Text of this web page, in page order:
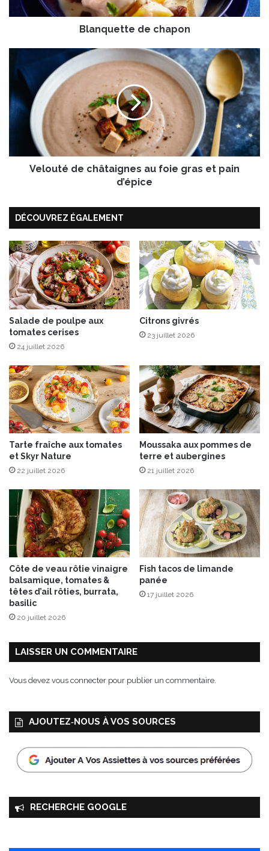
t
a
p
o
n
Blanquette de chapon
o
u
é
e
t
i
g
n
e
s
a
u
f
o
i
g
r
a
s
e
t
p
a
i
i
c
e
Velouté de châtaignes au foie gras et pain
d’épice
DÉCOUVREZ ÉGALEMENT
Salade de poulpe aux
tomates cerises
24 juillet 2026
Citrons givrés
23 juillet 2026
Tarte fraîche aux tomates
et Skyr Nature
22 juillet 2026
Moussaka aux pommes de
terre et aubergines
21 juillet 2026
Côte de veau rôtie vinaigre
balsamique, tomates &
têtes d’ail rôties, burrata,
basilic
20 juillet 2026
Fish tacos de limande
panée
17 juillet 2026
LAISSER UN COMMENTAIRE
Vous devez vous connecter pour publier un commentaire.
AJOUTEZ‑NOUS À VOS SOURCES
RECHERCHE GOOGLE